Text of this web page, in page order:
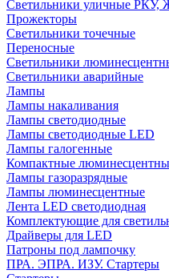
Светильники уличные
Прожекторы
Cветильники точечные
Переносные
Светильники
Светильники аварийные
Лампы
Лампы накаливания
Лампы светодиодные
Лампы светодиодные LED
Лампы галогенные
Компактные
Лампы газоразрядные
Лампы люминесцентные
Лента LED светодиодная
Комплектующие для
Драйверы для LED
Патроны под лампочку
ПРА. ЭПРА. ИЗУ. Стартеры